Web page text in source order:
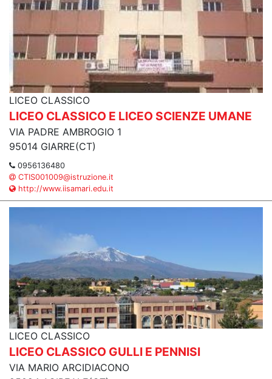
LICEO CLASSICO
LICEO CLASSICO E LICEO SCIENZE UMANE
VIA PADRE AMBROGIO 1
95014 GIARRE(CT)
0956136480
CTIS001009@istruzione.it
http://www.iisamari.edu.it
LICEO CLASSICO
LICEO CLASSICO GULLI E PENNISI
VIA MARIO ARCIDIACONO